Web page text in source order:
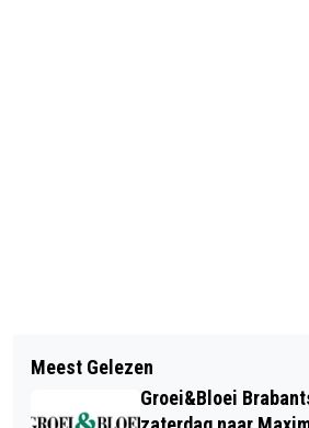
VERNIEUWDE KRUIDVAT
WOENSDAG 14 OKTOBER
AUTOMOBILIST ZONDER
RIJDT TEGEN BOOM
Meest Gelezen
Groei&Bloei